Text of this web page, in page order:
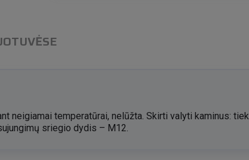
neigiamai temperatūrai, nelūžta. Skirti valyti kaminus:
sriegio dydis – M12.